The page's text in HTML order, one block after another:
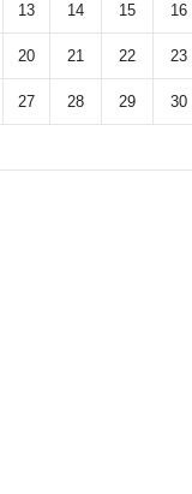
13 14 15 16
20 21 22 23
27 28 29 30